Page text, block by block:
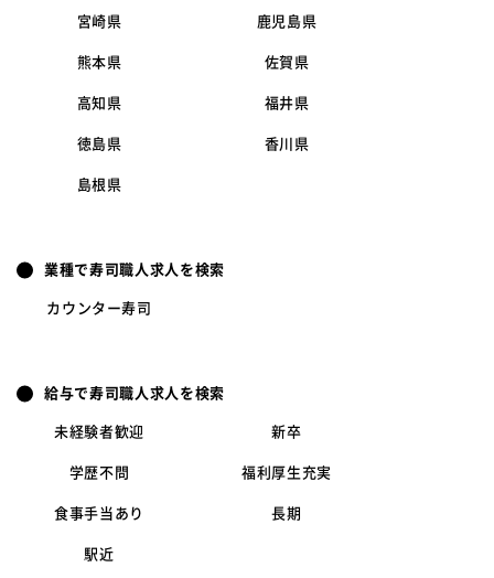
宮崎県 鹿児島県
熊本県 佐賀県
高知県 福井県
徳島県 香川県
島根県
業種で寿司職人求人を検索
カウンター寿司
給与で寿司職人求人を検索
未経験者歓迎 新卒
学歴不問 福利厚生充実
食事手当あり 長期
駅近